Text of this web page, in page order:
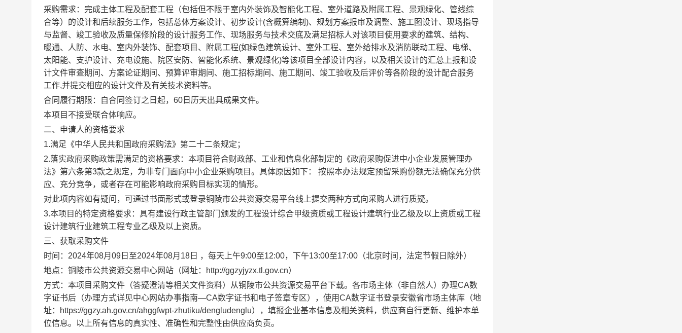
采购需求：完成主体工程及配套工程（包括但不限于室内外装饰及智能化工程、室外道路及附属工程、景观绿化、管线综
合等）的设计和后续服务工作，包括总体方案设计、初步设计(含概算编制)、规划方案报审及调整、施工图设计、现场指导
与监督、竣工验收及质量保修阶段的设计服务工作、现场服务与技术交底及满足招标人对该项目使用要求的建筑、结构、
暖通、人防、水电、室内外装饰、配套项目、附属工程(如绿色建筑设计、室外工程、室外给排水及消防联动工程、电梯、
太阳能、支护设计、充电设施、院区安防、智能化系统、景观绿化)等该项目全部设计内容，以及相关设计的汇总上报和设
计文件审查期间、方案论证期间、预算评审期间、施工招标期间、施工期间、竣工验收及后评价等各阶段的设计配合服务
工作,并提交相应的设计文件及有关技术资料等。
合同履行期限：自合同签订之日起，60日历天出具成果文件。
本项目不接受联合体响应。
二、申请人的资格要求
1.满足《中华人民共和国政府采购法》第二十二条规定；
2.落实政府采购政策需满足的资格要求：本项目符合财政部、工业和信息化部制定的《政府采购促进中小企业发展管理办
法》第六条第3款之规定，为非专门面向中小企业采购项目。具体原因如下： 按照本办法规定预留采购份额无法确保充分供
应、充分竞争，或者存在可能影响政府采购目标实现的情形。
对此项内容如有疑问，可通过书面形式或登录铜陵市公共资源交易平台线上提交两种方式向采购人进行质疑。
3.本项目的特定资格要求：具有建设行政主管部门颁发的工程设计综合甲级资质或工程设计建筑行业乙级及以上资质或工程
设计建筑行业建筑工程专业乙级及以上资质。
三、获取采购文件
时间：2024年08月09日至2024年08月18日 ，每天上午9:00至12:00，下午13:00至17:00（北京时间，法定节假日除外）
地点：铜陵市公共资源交易中心网站（网址：http://ggzyjyzx.tl.gov.cn）
方式：本项目采购文件（答疑澄清等相关文件资料）从铜陵市公共资源交易平台下载。各市场主体（非自然人）办理CA数
字证书后（办理方式详见中心网站办事指南—CA数字证书和电子签章专区），使用CA数字证书登录安徽省市场主体库（地
址：https://ggzy.ah.gov.cn/ahggfwpt-zhutiku/dengludenglu），填报企业基本信息及相关资料，供应商自行更新、维护本单
位信息。以上所有信息的真实性、准确性和完整性由供应商负责。